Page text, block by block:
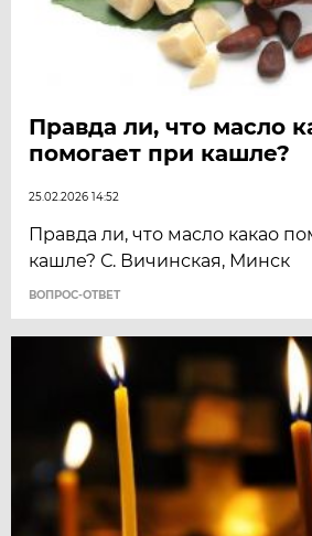
Правда ли, что масло
помогает при кашле?
25.02.2026 14:52
Правда ли, что масло какао
кашле? С. Вичинская, Минск
ВОПРОС-ОТВЕТ